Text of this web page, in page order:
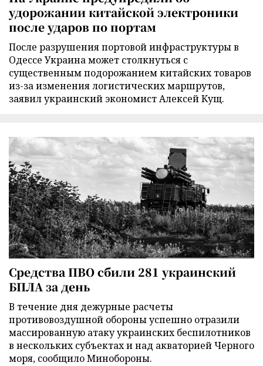
удорожании китайской электроники
после ударов по портам
После разрушения портовой инфраструктуры в
Одессе Украина может столкнуться с
существенным подорожанием китайских товаров
из-за изменения логистических маршрутов,
заявил украинский экономист Алексей Кущ.
Средства ПВО сбили 281 украинский
БПЛА за день
В течение дня дежурные расчеты
противовоздушной обороны успешно отразили
массированную атаку украинских беспилотников
в нескольких субъектах и над акваторией Черного
моря, сообщило Минобороны.